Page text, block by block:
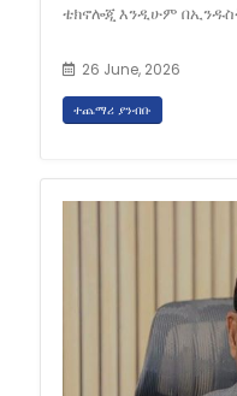
ቴክኖሎጂ እንዲሁም
26 June, 2026
ተጨማሪ ያንብቡ